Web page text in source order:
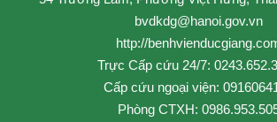
bvdkdg@hanoi.gov.vn
http://
Trực Cấp cứu 24/7:
Cấp cứu ngoại viện:
Phòng CTXH: